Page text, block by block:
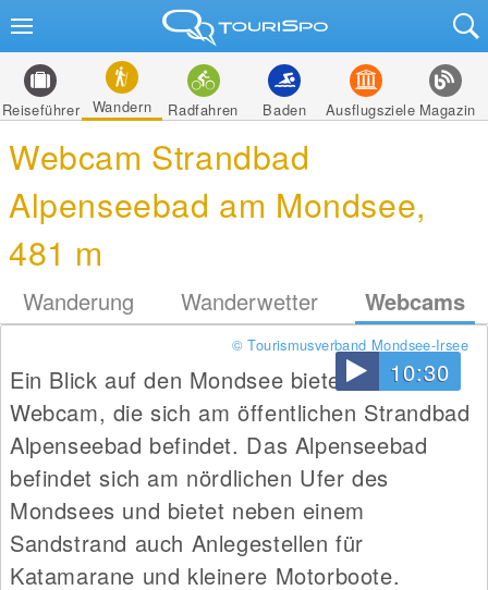
Reiseführer Wandern Radfahren Baden Ausflugsziele Magazin
Webcam Strandbad
Alpenseebad am Mondsee,
481 m
Wanderung Wanderwetter Webcams
10:30
© Tourismusverband Mondsee-Irsee
Ein Blick auf den Mondsee bietet diese
Webcam, die sich am öffentlichen Strandbad
Alpenseebad befindet. Das Alpenseebad
befindet sich am nördlichen Ufer des
Mondsees und bietet neben einem
Sandstrand auch Anlegestellen für
Katamarane und kleinere Motorboote.